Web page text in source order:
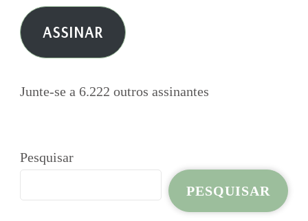
e-
mail ASSINAR
Junte-se a 6.222 outros assinantes
Pesquisar
PESQUISAR